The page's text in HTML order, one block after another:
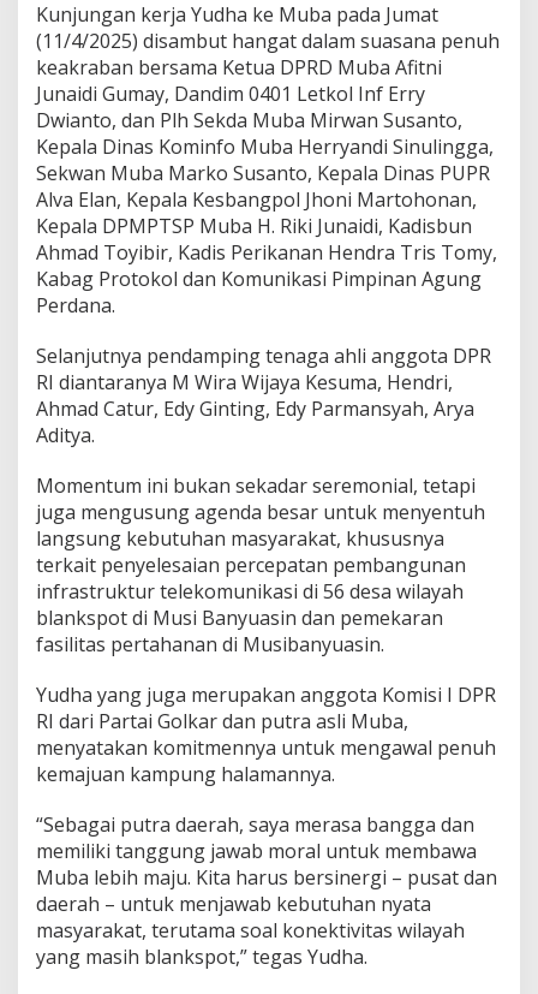
j
u
d
k
a
M
u
b
a
M
a
e
b
i
h
p
t
Kunjungan kerja Yudha ke Muba pada Jumat
(11/4/2025) disambut hangat dalam suasana penuh
keakraban bersama Ketua DPRD Muba Afitni
Junaidi Gumay, Dandim 0401 Letkol Inf Erry
Dwianto, dan Plh Sekda Muba Mirwan Susanto,
Kepala Dinas Kominfo Muba Herryandi Sinulingga,
Sekwan Muba Marko Susanto, Kepala Dinas PUPR
Alva Elan, Kepala Kesbangpol Jhoni Martohonan,
Kepala DPMPTSP Muba H. Riki Junaidi, Kadisbun
Ahmad Toyibir, Kadis Perikanan Hendra Tris Tomy,
Kabag Protokol dan Komunikasi Pimpinan Agung
Perdana.
Selanjutnya pendamping tenaga ahli anggota DPR
RI diantaranya M Wira Wijaya Kesuma, Hendri,
Ahmad Catur, Edy Ginting, Edy Parmansyah, Arya
Aditya.
Momentum ini bukan sekadar seremonial, tetapi
juga mengusung agenda besar untuk menyentuh
langsung kebutuhan masyarakat, khususnya
terkait penyelesaian percepatan pembangunan
infrastruktur telekomunikasi di 56 desa wilayah
blankspot di Musi Banyuasin dan pemekaran
fasilitas pertahanan di Musibanyuasin.
Yudha yang juga merupakan anggota Komisi I DPR
RI dari Partai Golkar dan putra asli Muba,
menyatakan komitmennya untuk mengawal penuh
kemajuan kampung halamannya.
“Sebagai putra daerah, saya merasa bangga dan
memiliki tanggung jawab moral untuk membawa
Muba lebih maju. Kita harus bersinergi – pusat dan
daerah – untuk menjawab kebutuhan nyata
masyarakat, terutama soal konektivitas wilayah
yang masih blankspot,” tegas Yudha.